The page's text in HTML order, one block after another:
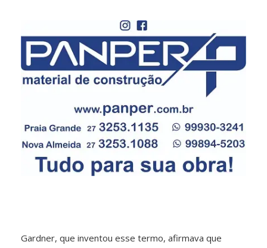
Gardner, que inventou esse termo, afirmava que